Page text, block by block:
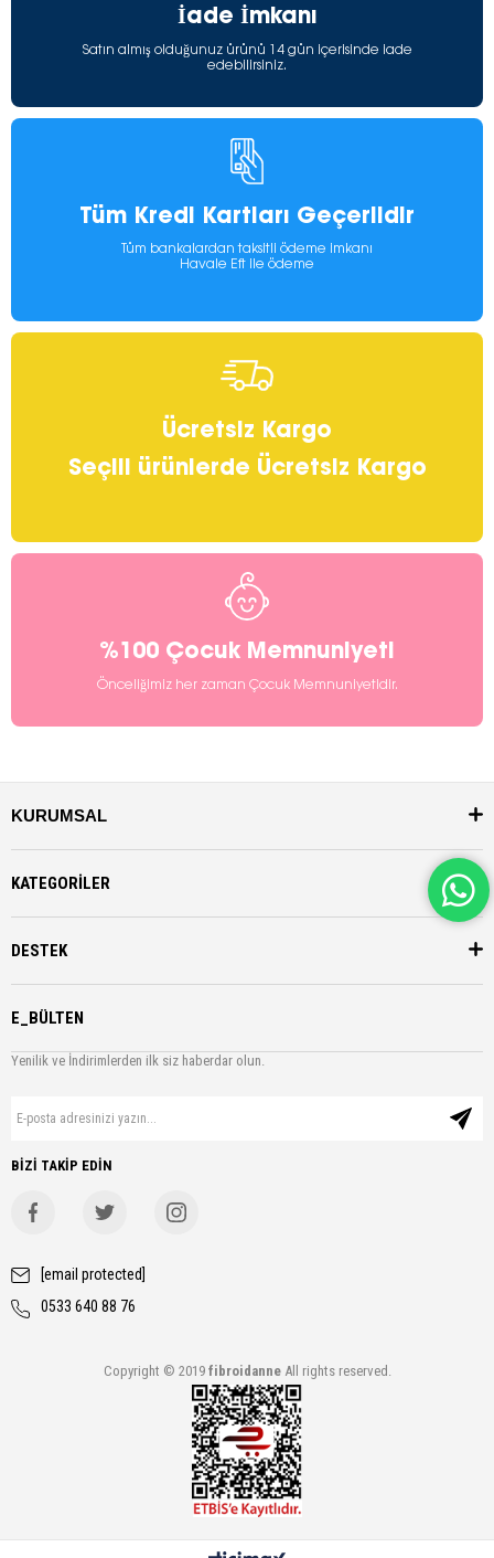
İade İmkanı
Satın almış olduğunuz ürünü 14 gün içerisinde iade
edebilirsiniz.
Tüm Kredi Kartları Geçerlidir
Tüm bankalardan taksitli ödeme imkanı
Havale Eft ile ödeme
Ücretsiz Kargo
Seçili ürünlerde Ücretsiz Kargo
%100 Çocuk Memnuniyeti
Önceliğimiz her zaman Çocuk Memnuniyetidir.
KURUMSAL
KATEGORİLER
DESTEK
E_BÜLTEN
Yenilik ve İndirimlerden ilk siz haberdar olun.
BİZİ TAKİP EDİN
[email protected]
0533 640 88 76
Copyright © 2019 fibroidanneAll rights reserved.